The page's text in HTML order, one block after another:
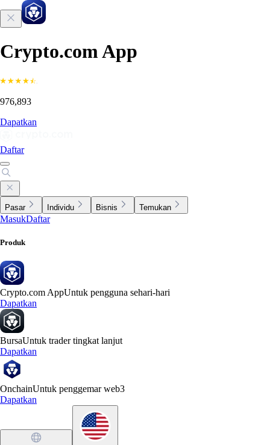
Crypto.com App
976,893
Dapatkan
Daftar
Pasar Individu Bisnis Temukan
MasukDaftar
Produk
Crypto.com AppUntuk pengguna sehari-hari
Dapatkan
BursaUntuk trader tingkat lanjut
Dapatkan
OnchainUntuk penggemar web3
Dapatkan